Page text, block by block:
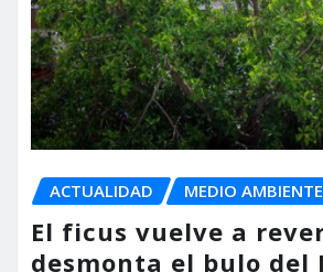
ACTUALIDAD MEDIO AMBIENTE
El ficus vuelve a
desmonta el bulo del